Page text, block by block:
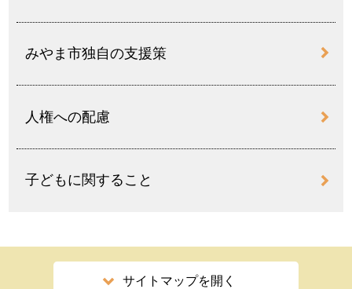
みやま市独自の支援策
人権への配慮
子どもに関すること
サイトマップを開く